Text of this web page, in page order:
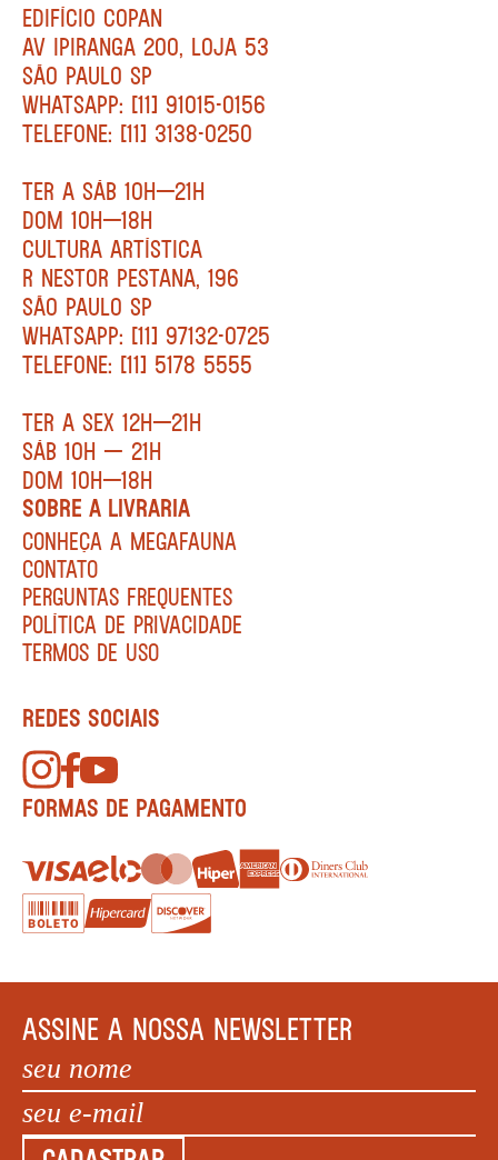
EDIFÍCIO COPAN
AV IPIRANGA 200, LOJA 53
SÃO PAULO SP
WHATSAPP: [11] 91015-0156
TELEFONE: [11] 3138-0250
TER A SÁB 10H—21H
DOM 10H—18H
CULTURA ARTÍSTICA
R NESTOR PESTANA, 196
SÃO PAULO SP
WHATSAPP: [11] 97132-0725
TELEFONE: [11] 5178 5555
TER A SEX 12H—21H
SÁB 10H — 21H
DOM 10H—18H
SOBRE A LIVRARIA
CONHEÇA A MEGAFAUNA
CONTATO
PERGUNTAS FREQUENTES
POLÍTICA DE PRIVACIDADE
TERMOS DE USO
REDES SOCIAIS
FORMAS DE PAGAMENTO
ASSINE A NOSSA NEWSLETTER